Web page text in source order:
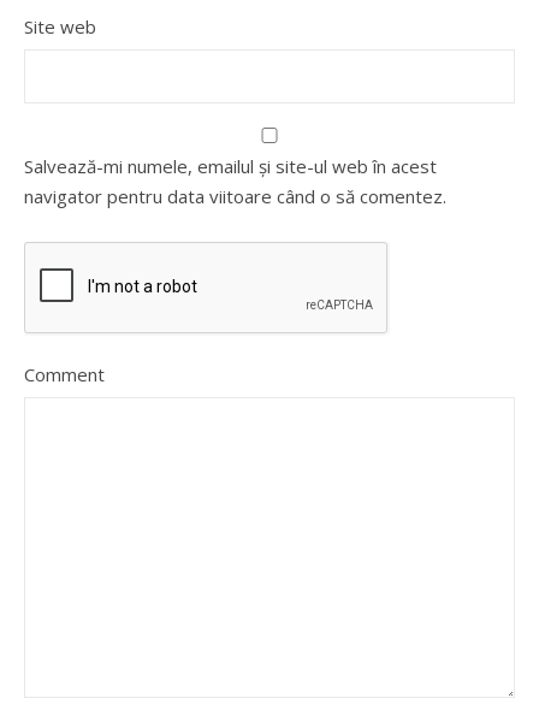
Site web
Salvează-mi numele, emailul și site-ul web în acest
navigator pentru data viitoare când o să comentez.
Comment